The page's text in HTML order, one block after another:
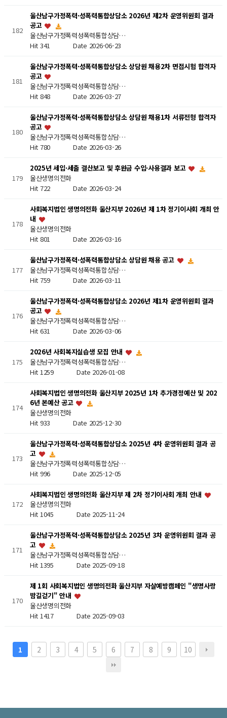
182
울산남구가정폭력·성폭력통합상담소 2026년 제2차 운영위원회 결과
공고
울산남구가정폭력성폭력통합상담…
Hit 341Date 2026-06-23
181
울산남구가정폭력·성폭력통합상담소 상담원 채용2차 면접시험 합격자
공고
울산남구가정폭력성폭력통합상담…
Hit 848Date 2026-03-27
180
울산남구가정폭력·성폭력통합상담소 상담원 채용1차 서류전형 합격자
공고
울산남구가정폭력성폭력통합상담…
Hit 780Date 2026-03-26
179
2025년 세입·세출 결산보고 및 후원금 수입·사용결과 보고
울산생명의전화
Hit 722Date 2026-03-24
178
사회복지법인 생명의전화 울산지부 2026년 제 1차 정기이사회 개최 안
내
울산생명의전화
Hit 801Date 2026-03-16
177
울산남구가정폭력·성폭력통합상담소 상담원 채용 공고
울산남구가정폭력성폭력통합상담…
Hit 759Date 2026-03-11
176
울산남구가정폭력·성폭력통합상담소 2026년 제1차 운영위원회 결과
공고
울산남구가정폭력성폭력통합상담…
Hit 631Date 2026-03-06
175
2026년 사회복지실습생 모집 안내
울산남구가정폭력성폭력통합상담…
Hit 1259 Date 2026-01-08
174
사회복지법인 생명의전화 울산지부 2025년 1차 추가경정예산 및 202
6년 본예산 공고
울산생명의전화
Hit 933Date 2025-12-30
173
울산남구가정폭력·성폭력통합상담소 2025년 4차 운영위원회 결과 공
고
울산남구가정폭력성폭력통합상담…
Hit 996Date 2025-12-05
172
사회복지법인 생명의전화 울산지부 제 2차 정기이사회 개최 안내
울산생명의전화
Hit 1045 Date 2025-11-24
171
울산남구가정폭력·성폭력통합상담소 2025년 3차 운영위원회 결과 공
고
울산남구가정폭력성폭력통합상담…
Hit 1395 Date 2025-09-18
170
제 1회 사회복지법인 생명의전화 울산지부 자살예방캠페인 "생명사랑
밤길걷기" 안내
울산생명의전화
Hit 1417 Date 2025-09-03
1 2 3 4 5 6 7 8 9 10